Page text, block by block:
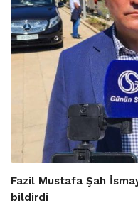
Fazil Mustafa Şah
bildirdi